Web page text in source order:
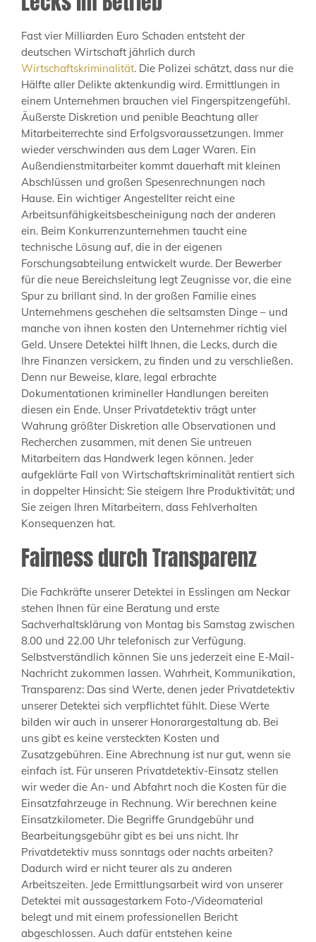
Fast vier Milliarden Euro Schaden entsteht der
deutschen Wirtschaft jährlich durch
Wirtschaftskriminalität. Die Polizei schätzt, dass nur die
Hälfte aller Delikte aktenkundig wird. Ermittlungen in
einem Unternehmen brauchen viel Fingerspitzengefühl.
Äußerste Diskretion und penible Beachtung aller
Mitarbeiterrechte sind Erfolgsvoraussetzungen. Immer
wieder verschwinden aus dem Lager Waren. Ein
Außendienstmitarbeiter kommt dauerhaft mit kleinen
Abschlüssen und großen Spesenrechnungen nach
Hause. Ein wichtiger Angestellter reicht eine
Arbeitsunfähigkeitsbescheinigung nach der anderen
ein. Beim Konkurrenzunternehmen taucht eine
technische Lösung auf, die in der eigenen
Forschungsabteilung entwickelt wurde. Der Bewerber
für die neue Bereichsleitung legt Zeugnisse vor, die eine
Spur zu brillant sind. In der großen Familie eines
Unternehmens geschehen die seltsamsten Dinge – und
manche von ihnen kosten den Unternehmer richtig viel
Geld. Unsere Detektei hilft Ihnen, die Lecks, durch die
Ihre Finanzen versickern, zu finden und zu verschließen.
Denn nur Beweise, klare, legal erbrachte
Dokumentationen krimineller Handlungen bereiten
diesen ein Ende. Unser Privatdetektiv trägt unter
Wahrung größter Diskretion alle Observationen und
Recherchen zusammen, mit denen Sie untreuen
Mitarbeitern das Handwerk legen können. Jeder
aufgeklärte Fall von Wirtschaftskriminalität rentiert sich
in doppelter Hinsicht: Sie steigern Ihre Produktivität; und
Sie zeigen Ihren Mitarbeitern, dass Fehlverhalten
Konsequenzen hat.
Fairness durch Transparenz
Die Fachkräfte unserer Detektei in Esslingen am Neckar
stehen Ihnen für eine Beratung und erste
Sachverhaltsklärung von Montag bis Samstag zwischen
8.00 und 22.00 Uhr telefonisch zur Verfügung.
Selbstverständlich können Sie uns jederzeit eine E-Mail-
Nachricht zukommen lassen. Wahrheit, Kommunikation,
Transparenz: Das sind Werte, denen jeder Privatdetektiv
unserer Detektei sich verpflichtet fühlt. Diese Werte
bilden wir auch in unserer Honorargestaltung ab. Bei
uns gibt es keine versteckten Kosten und
Zusatzgebühren. Eine Abrechnung ist nur gut, wenn sie
einfach ist. Für unseren Privatdetektiv-Einsatz stellen
wir weder die An- und Abfahrt noch die Kosten für die
Einsatzfahrzeuge in Rechnung. Wir berechnen keine
Einsatzkilometer. Die Begriffe Grundgebühr und
Bearbeitungsgebühr gibt es bei uns nicht. Ihr
Privatdetektiv muss sonntags oder nachts arbeiten?
Dadurch wird er nicht teurer als zu anderen
Arbeitszeiten. Jede Ermittlungsarbeit wird von unserer
Detektei mit aussagestarkem Foto-/Videomaterial
belegt und mit einem professionellen Bericht
abgeschlossen. Auch dafür entstehen keine